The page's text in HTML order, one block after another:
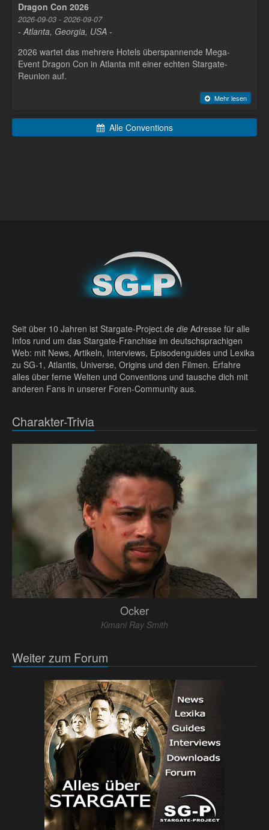
Dragon Con 2026
2026-09-03 - 2026-09-07
- Atlanta, Georgia, USA -
2026 wartet das mehrere Hotels überspannende Mega-
Event Dragon Con in Atlanta mit einer echten Stargate-
Reunion auf.
Mehr lesen
Alle Conventions
Seit über 10 Jahren ist Stargate-Project.de die Adresse für alle
Infos rund um das Stargate-Franchise im deutschsprachigen
Web: mit News, Artikeln, Interviews, Episodenguides und Lexika
zu SG-1, Atlantis, Universe, Origins und den Filmen. Erfahre
alles über ferne Welten und Conventions und tausche dich mit
anderen Fans in unserer Foren-Community aus.
Charakter-Trivia
Ocker
Kimani Ray Smith
Weiter zum Forum